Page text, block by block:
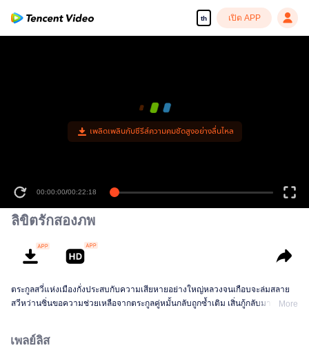
th เปิด APP
เพลิดเพลินกับซีรีส์ความคมชัดสูงอย่างลื่นไหล
00:00:00/00:22:18
ลิขิตรักสองภพ
ตระกูลสวี่แห่งเมืองกั่งประสบกับความเสียหายอย่างใหญ่หลวงจนเกือบจะล่มสลาย
สวีหว่านซิ่นขอความช่วยเหลือจากตระกูลคู่หมั้นกลับถูกซ้ำเติม เสิ่นกู้กลับมาพร้อมMore
เพลย์ลิส